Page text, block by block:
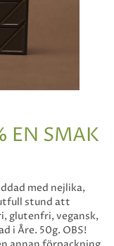
EN SMAK
med nejlika,
stund att
glutenfri, vegansk,
i Åre. 50g. OBS!